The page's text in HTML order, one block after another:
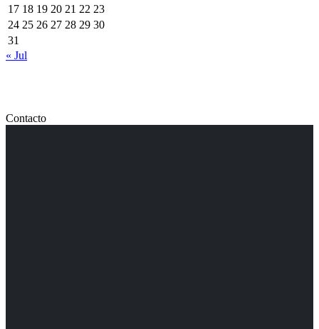
17 18 19 20 21 22 23
24 25 26 27 28 29 30
31
« Jul
Contacto